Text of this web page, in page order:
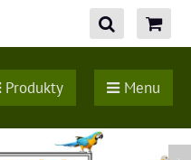
Produkty Menu